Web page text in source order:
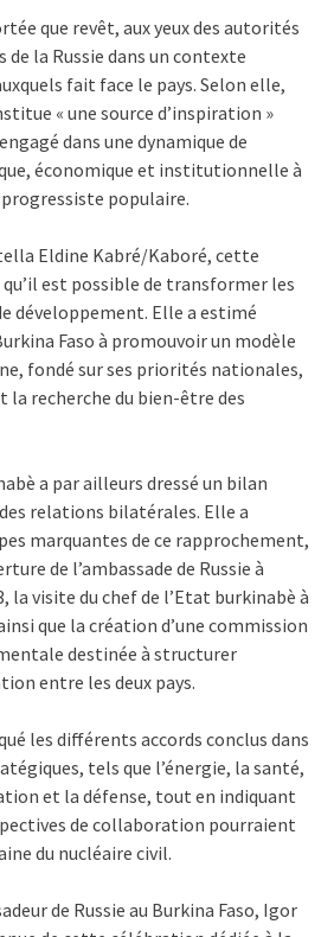
que revêt, aux yeux des autorités
de la Russie dans un contexte
fait face le pays. Selon elle,
« une source d’inspiration »
dans une dynamique de
économique et institutionnelle à
populaire.
Eldine Kabré/Kaboré, cette
est possible de transformer les
développement. Elle a estimé
Faso à promouvoir un modèle
fondé sur ses priorités nationales,
la recherche du bien-être des
a par ailleurs dressé un bilan
relations bilatérales. Elle a
marquantes de ce rapprochement,
de l’ambassade de Russie à
la visite du chef de l’Etat burkinabè à
que la création d’une commission
destinée à structurer
entre les deux pays.
les différents accords conclus dans
tels que l’énergie, la santé,
et la défense, tout en indiquant
de collaboration pourraient
du nucléaire civil.
de Russie au Burkina Faso, Igor